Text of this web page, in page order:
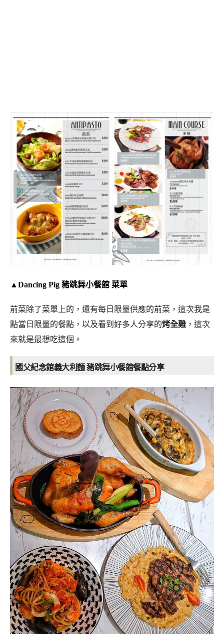
▲Dancing Pig 豬跳舞小餐館 菜單
前菜除了菜單上的，還有每日限量供應的前菜，這次我是
點當日限量的餐點，以及看到好多人分享的烤全雞 ，這次
來就是最想吃這個。
國父紀念館義大利麵 豬跳舞小餐館餐點分享